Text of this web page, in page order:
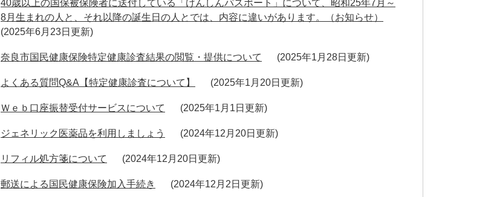
40歳以上の国保被保険者に送付している「けんしんパスポート」について、昭和25年7月～
8月生まれの人と、それ以降の誕生日の人とでは、内容に違いがあります。（お知らせ）
2025年6月23日更新
奈良市国民健康保険特定健康診査結果の閲覧・提供について 2025年1月28日更新
よくある質問Q&A【特定健康診査について】 2025年1月20日更新
Ｗｅｂ口座振替受付サービスについて 2025年1月1日更新
ジェネリック医薬品を利用しましょう 2024年12月20日更新
リフィル処方箋について 2024年12月20日更新
郵送による国民健康保険加入手続き 2024年12月2日更新